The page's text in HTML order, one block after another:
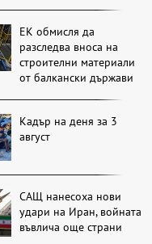
ЕК обмисля да
разследва вноса на
строителни материали
от балкански държави
Кадър на деня за 3
август
САЩ нанесоха нови
удари на Иран, войната
въвлича още страни